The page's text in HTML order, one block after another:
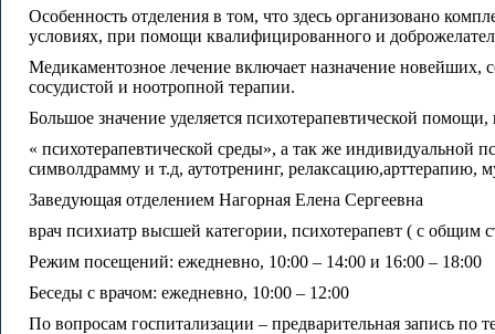
Особенность отделения в том, что здесь организовано
условиях, при помощи квалифицированного и
Медикаментозное лечение включает назначение новейших,
сосудистой и ноотропной терапии.
Большое значение уделяется психотерапевтической помощи,
« психотерапевтической среды», а так же индивидуальной
символдрамму и т.д, аутотренинг, релаксацию,арттерапию,
Заведующая отделением Нагорная Елена Сергеевна
врач психиатр высшей категории, психотерапевт ( с общим
Режим посещений: ежедневно, 10:00 – 14:00 и 16:00 – 18:00
Беседы с врачом: ежедневно, 10:00 – 12:00
По вопросам госпитализации – предварительная запись по